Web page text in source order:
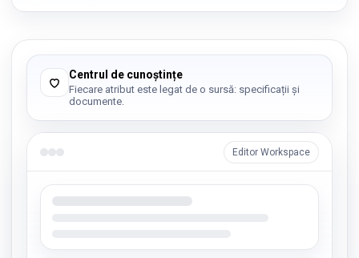
Centrul de cunoștințe
Fiecare atribut este legat de o sursă: specificații și
documente.
Editor Workspace